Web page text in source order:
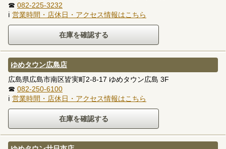
☎ 082-225-3232
ℹ 営業時間・店休日・アクセス情報はこちら
ゆめタウン広島店
広島県広島市南区皆実町2-8-17 ゆめタウン広島 3F
☎ 082-250-6100
ℹ 営業時間・店休日・アクセス情報はこちら